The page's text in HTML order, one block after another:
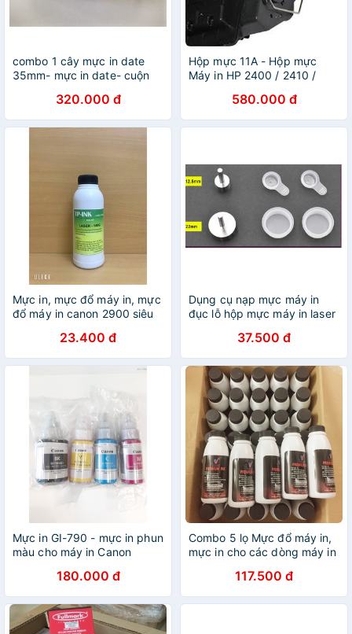
combo 1 cây mực in date
35mm- mực in date- cuộn
8 cuộn 1 cây320.000 đ
Hộp mực 11A - Hộp mực
Máy in HP 2400 / 2410 /
cho máy in .CANON 3410 /
3460...
580.000 đ
Mực in, mực đổ máy in, mực
đổ máy in canon 2900 siêu
TP-ink 140g23.400 đ
Dụng cụ nạp mực máy in
đục lỗ hộp mực máy in laser
37.500 đ
Mực in GI-790 - mực in phun
màu cho máy in Canon
180.000 đ
Combo 5 lọ Mực đổ máy in,
mực in cho các dòng máy in
400,2035,2055,402
117.500 đ